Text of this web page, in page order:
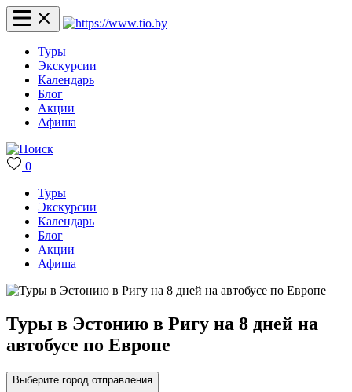
Туры
Экскурсии
Календарь
Блог
Акции
Афиша
0
Туры
Экскурсии
Календарь
Блог
Акции
Афиша
Туры в Эстонию в Ригу на 8 дней на
автобусе по Европе
Выберите город отправления